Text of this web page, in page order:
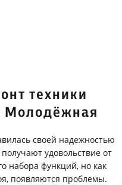
техники
Молодёжная
своей надежностью
удовольствие от
набора функций, но как
появляются проблемы.